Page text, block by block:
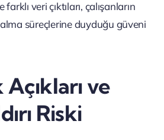
veri çıktıları, çalışanların
süreçlerine duyduğu güveni
ve
Riski